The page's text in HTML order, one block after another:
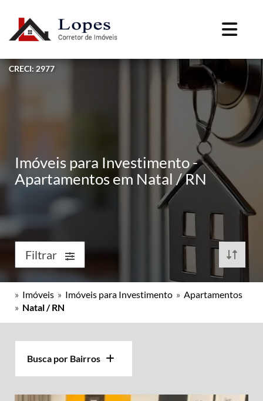
CRECI: 2977
Imóveis para Investimento -
Apartamentos em Natal / RN
Filtrar
» Imóveis » Imóveis para Investimento » Apartamentos
» Natal / RN
Busca por Bairros